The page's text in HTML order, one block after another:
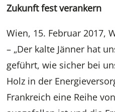
Zukunft fest verankern
Wien, 15. Februar 2017,
– „Der kalte Jänner hat
geführt, wie sicher bei
Holz in der
Frankreich eine Reihe